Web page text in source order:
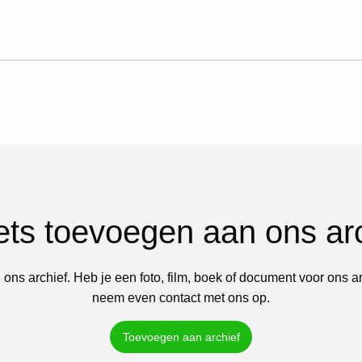
toevoegen aan ons
archief. Heb je een foto, film, boek of document voor ons
neem even contact met ons op.
Toevoegen aan archief